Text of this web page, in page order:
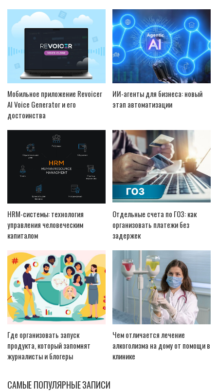
Мобильное приложение Revoicer
AI Voice Generator и его
достоинства
ИИ-агенты для бизнеса: новый
этап автоматизации
HRM-системы: технология
управления человеческим
капиталом
Отдельные счета по ГОЗ: как
организовать платежи без
задержек
Где организовать запуск
продукта, который запомнят
журналисты и блогеры
Чем отличается лечение
алкоголизма на дому от помощи в
клинике
САМЫЕ ПОПУЛЯРНЫЕ ЗАПИСИ